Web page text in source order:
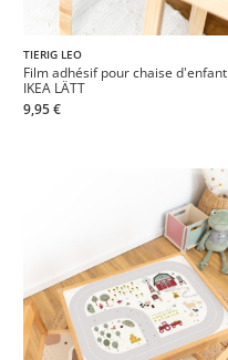
TIERIG LEO
Film adhésif pour chaise d'enfant
IKEA LÄTT
9,95 €